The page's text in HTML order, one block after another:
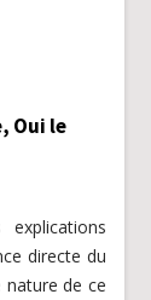
Oui le
directe du
nature de ce